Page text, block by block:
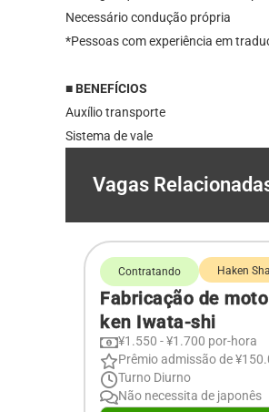
Necessário condução própria
*Pessoas com experiência em
■ BENEFÍCIOS
Auxílio transporte
Sistema de vale
Vagas
Contratando Haken
Fabricação de
ken Iwata-shi
¥1.550 - ¥1.700 por-hora
Prêmio admissão de
Turno Diurno
Não necessita de japonês